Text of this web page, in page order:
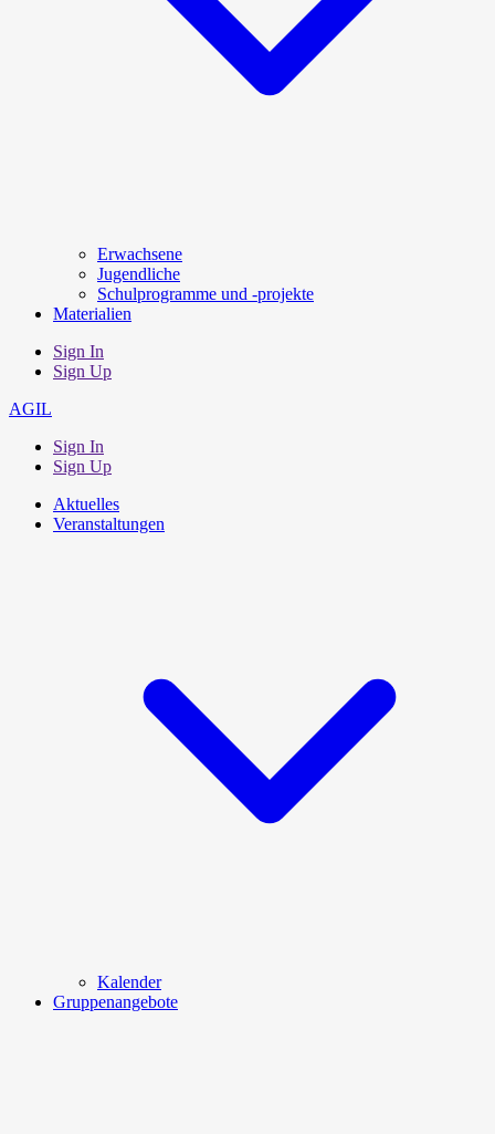
Erwachsene
Jugendliche
Schulprogramme und -projekte
Materialien
Sign In
Sign Up
AGIL
Sign In
Sign Up
Aktuelles
Veranstaltungen
Kalender
Gruppenangebote